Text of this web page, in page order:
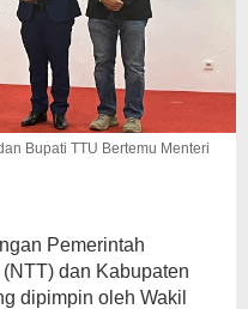
Bupati TTU Bertemu Menteri
Pemerintah
dan Kabupaten
dipimpin oleh Wakil